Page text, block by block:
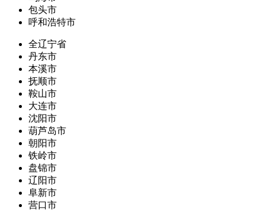
包头市
呼和浩特市
全辽宁省
丹东市
本溪市
抚顺市
鞍山市
大连市
沈阳市
葫芦岛市
朝阳市
铁岭市
盘锦市
辽阳市
阜新市
营口市